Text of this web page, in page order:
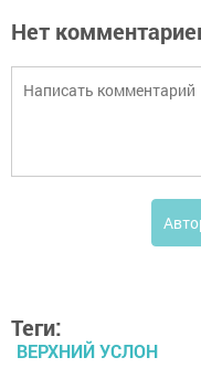
Нет
Теги:
ВЕРХНИЙ УСЛОН